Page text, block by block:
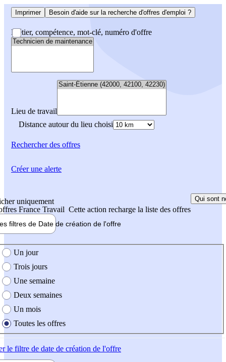
Imprimer Besoin d'aide sur la recherche d'offres d'emploi ?
Métier, compétence, mot-clé, numéro d'offre
Lieu de travail
Distance autour du lieu choisi
Rechercherdes offres
uniquement
France Travail Cette action recharge la liste des offres
Qui sont
filtres de Date de création de l'offre
création de l'offre
Un jour
Trois jours
Une semaine
Deux semaines
Un mois
Toutes les offres
le filtre de date de création de l'offre
Créer une alerte